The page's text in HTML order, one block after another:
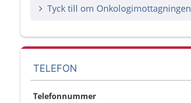
Tyck till om Onkologimottagningen
TELEFON
Telefonnummer